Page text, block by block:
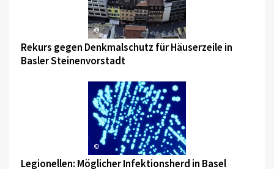
©
Rekurs gegen Denkmalschutz für Häuserzeile in
Basler Steinenvorstadt
©
Legionellen: Möglicher Infektionsherd in Basel